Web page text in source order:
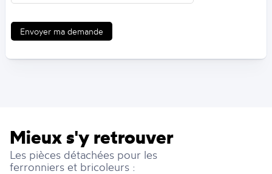
Envoyer ma demande
Mieux s'y retrouver
Les pièces détachées pour les
ferronniers et bricoleurs :